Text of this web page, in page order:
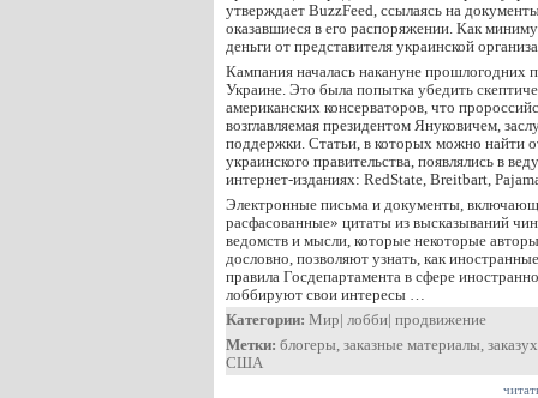
утверждает BuzzFeed, ссылаясь на
оказавшиеся в его распоряжении. Как
деньги от представителя украинской
Кампания началась накануне прошлогодних
Украине. Это была попытка убедить
американских консерваторов, что
возглавляемая президентом Януковичем,
поддержки. Статьи, в которых можно найти
украинского правительства, появлялись в
интернет-изданиях: RedState, Breitbart,
Электронные письма и документы,
расфасованные» цитаты из высказываний
ведомств и мысли, которые некоторые
дословно, позволяют узнать, как
правила Госдепартамента в сфере
лоббируют свои интересы …
Категории: Мир| лобби| продвижение
Метки: блогеры, заказные материалы,
США